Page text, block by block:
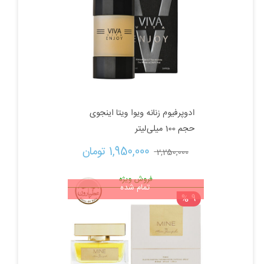
ادوپرفیوم زنانه ویوا ویتا اینجوی
حجم 100 میلی‌لیتر
2,250,000 قیمت
اصلی:
2,250,000 تومان
بود.
1,950,000 تومان
فعلی:
1,950,000 تومان.
فروش ویژه
9 %
تمام شده